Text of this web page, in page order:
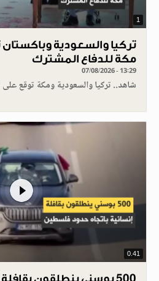
1
تركيا والسعودية وباكستان
مكة للدفاع المشترك
07/08/2026 - 13:29
شاهد.. تركيا والسعودية ومكة توقع
0.41